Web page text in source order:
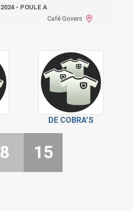
2024 - POULE A
Café Govers
DE COBRA’S
8 15